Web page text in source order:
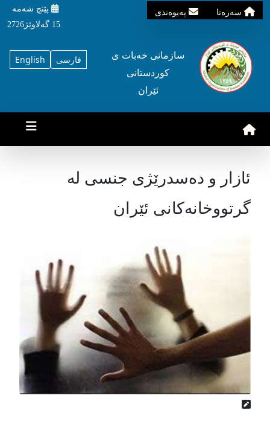
سه‌ره‌تا په‌یوه‌ندی
پێنچ شه‌مه‌
15 گه‌لاوێژ2726
English فارسی
سازمانی خه‌بات ی
کوردستانی
ئێران
ئازار و دەسدرێژی جنسی لە
گرتووخانەکانی ئێران